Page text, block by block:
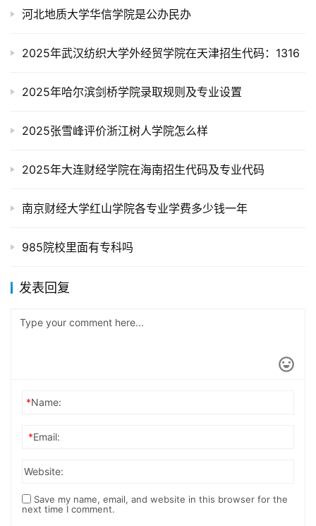
河北地质大学华信学院是公办民办
2025年武汉纺织大学外经贸学院在天津招生代码：1316
2025年哈尔滨剑桥学院录取规则及专业设置
2025张雪峰评价浙江树人学院怎么样
2025年大连财经学院在海南招生代码及专业代码
南京财经大学红山学院各专业学费多少钱一年
985院校里面有专科吗
发表回复
*Name:
*Email:
Website:
Save my name, email, and website in this browser for the
next time I comment.